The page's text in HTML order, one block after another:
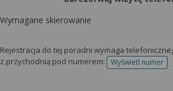
Wymagane skierowanie
Rejestracja do tej poradni wymaga
z przychodnią pod numerem:
Wyświetl numer
telefonu